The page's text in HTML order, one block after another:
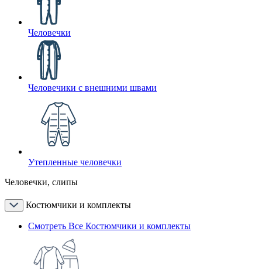
Человечки
Человечики с внешними швами
Утепленные человечки
Человечки, слипы
Костюмчики и комплекты
Смотреть Все Костюмчики и комплекты